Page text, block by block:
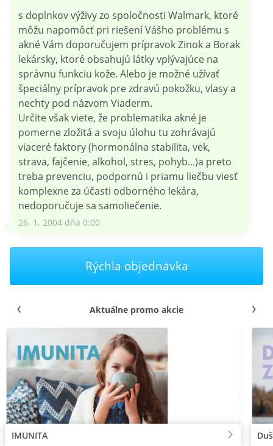
s doplnkov výživy zo spoločnosti Walmark, ktoré
môžu napomôcť pri riešení Vášho problému s
akné Vám doporučujem prípravok Zinok a Borak
lekársky, ktoré obsahujú látky vplývajúce na
správnu funkciu kože. Alebo je možné užívať
špeciálny prípravok pre zdravú pokožku, vlasy a
nechty pod názvom Viaderm.
Určite však viete, že problematika akné je
pomerne zložitá a svoju úlohu tu zohrávajú
viaceré faktory (hormonálna stabilita, vek,
strava, fajčenie, alkohol, stres, pohyb...)a preto
treba prevenciu, podpornú i priamu liečbu viesť
komplexne za účasti odborného lekára,
nedoporučuje sa samoliečenie.
26. 1. 2004 dňa 0:00
Rýchla objednávka
Aktuálne promo akcie
IMUNITA